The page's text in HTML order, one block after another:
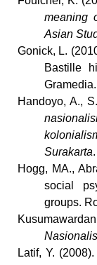
meaning
Asian
Gonick, L.
Bastille
Handoyo, A.,
Surakarta.
Hogg, MA.,
social
groups.
Latif, Y.